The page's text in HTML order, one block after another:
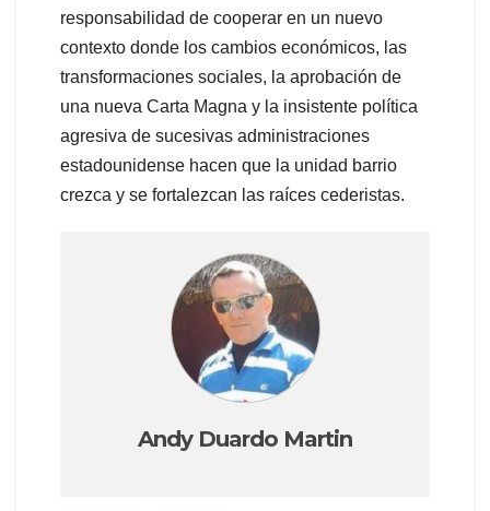
responsabilidad de cooperar en un nuevo
contexto donde los cambios económicos, las
transformaciones sociales, la aprobación de
una nueva Carta Magna y la insistente política
agresiva de sucesivas administraciones
estadounidense hacen que la unidad barrio
crezca y se fortalezcan las raíces cederistas.
Andy Duardo Martin